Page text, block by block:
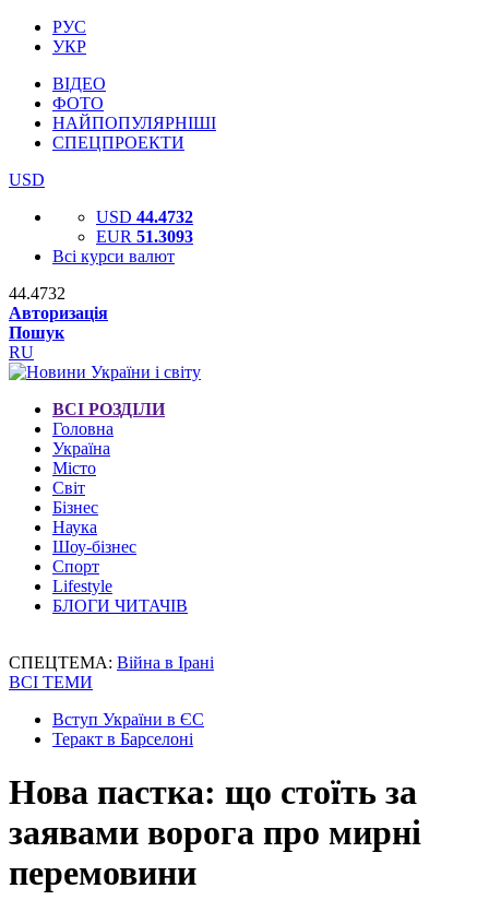
РУС
УКР
ВІДЕО
ФОТО
НАЙПОПУЛЯРНІШІ
СПЕЦПРОЕКТИ
USD
USD 44.4732
EUR 51.3093
Всі курси валют
44.4732
Авторизація
Пошук
RU
ВСІ РОЗДІЛИ
Головна
Україна
Місто
Світ
Бізнес
Наука
Шоу-бізнес
Спорт
Lifestyle
БЛОГИ ЧИТАЧІВ
СПЕЦТЕМА: Війна в Ірані
ВСІ ТЕМИ
Вступ України в ЄС
Теракт в Барселоні
Нова пастка: що стоїть за
заявами ворога про мирні
перемовини